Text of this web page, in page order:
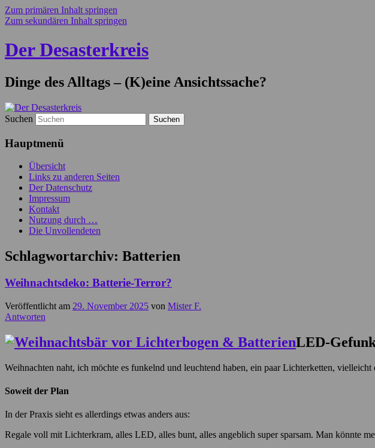
Zum primären Inhalt springen
Zum sekundären Inhalt springen
Der Desasterkreis
Dinge des Alltags – (K)eine Ansichtssache?
Suchen
Hauptmenü
Übersicht
Links zu anderen Seiten
Der Datenschutz
Impressum
Kontakt
Nutzung durch …
Die Unvollendeten
Schlagwortarchiv: Batterien
Weihnachtsdeko: Batterie-Terror?
Veröffentlicht am 29. November 2025 von Mister F.
Antworten
LED-
Weihnachten naht, ich möchte es funkelnd und leuchtend haben, ein paar Lichterketten,
Soweit der Plan
In der Praxis sieht es allerdings etwas anders aus:
Regale voll mit Lichterkram, alles LED, alles bunt, alles angeblich super sparsam. Man könnte